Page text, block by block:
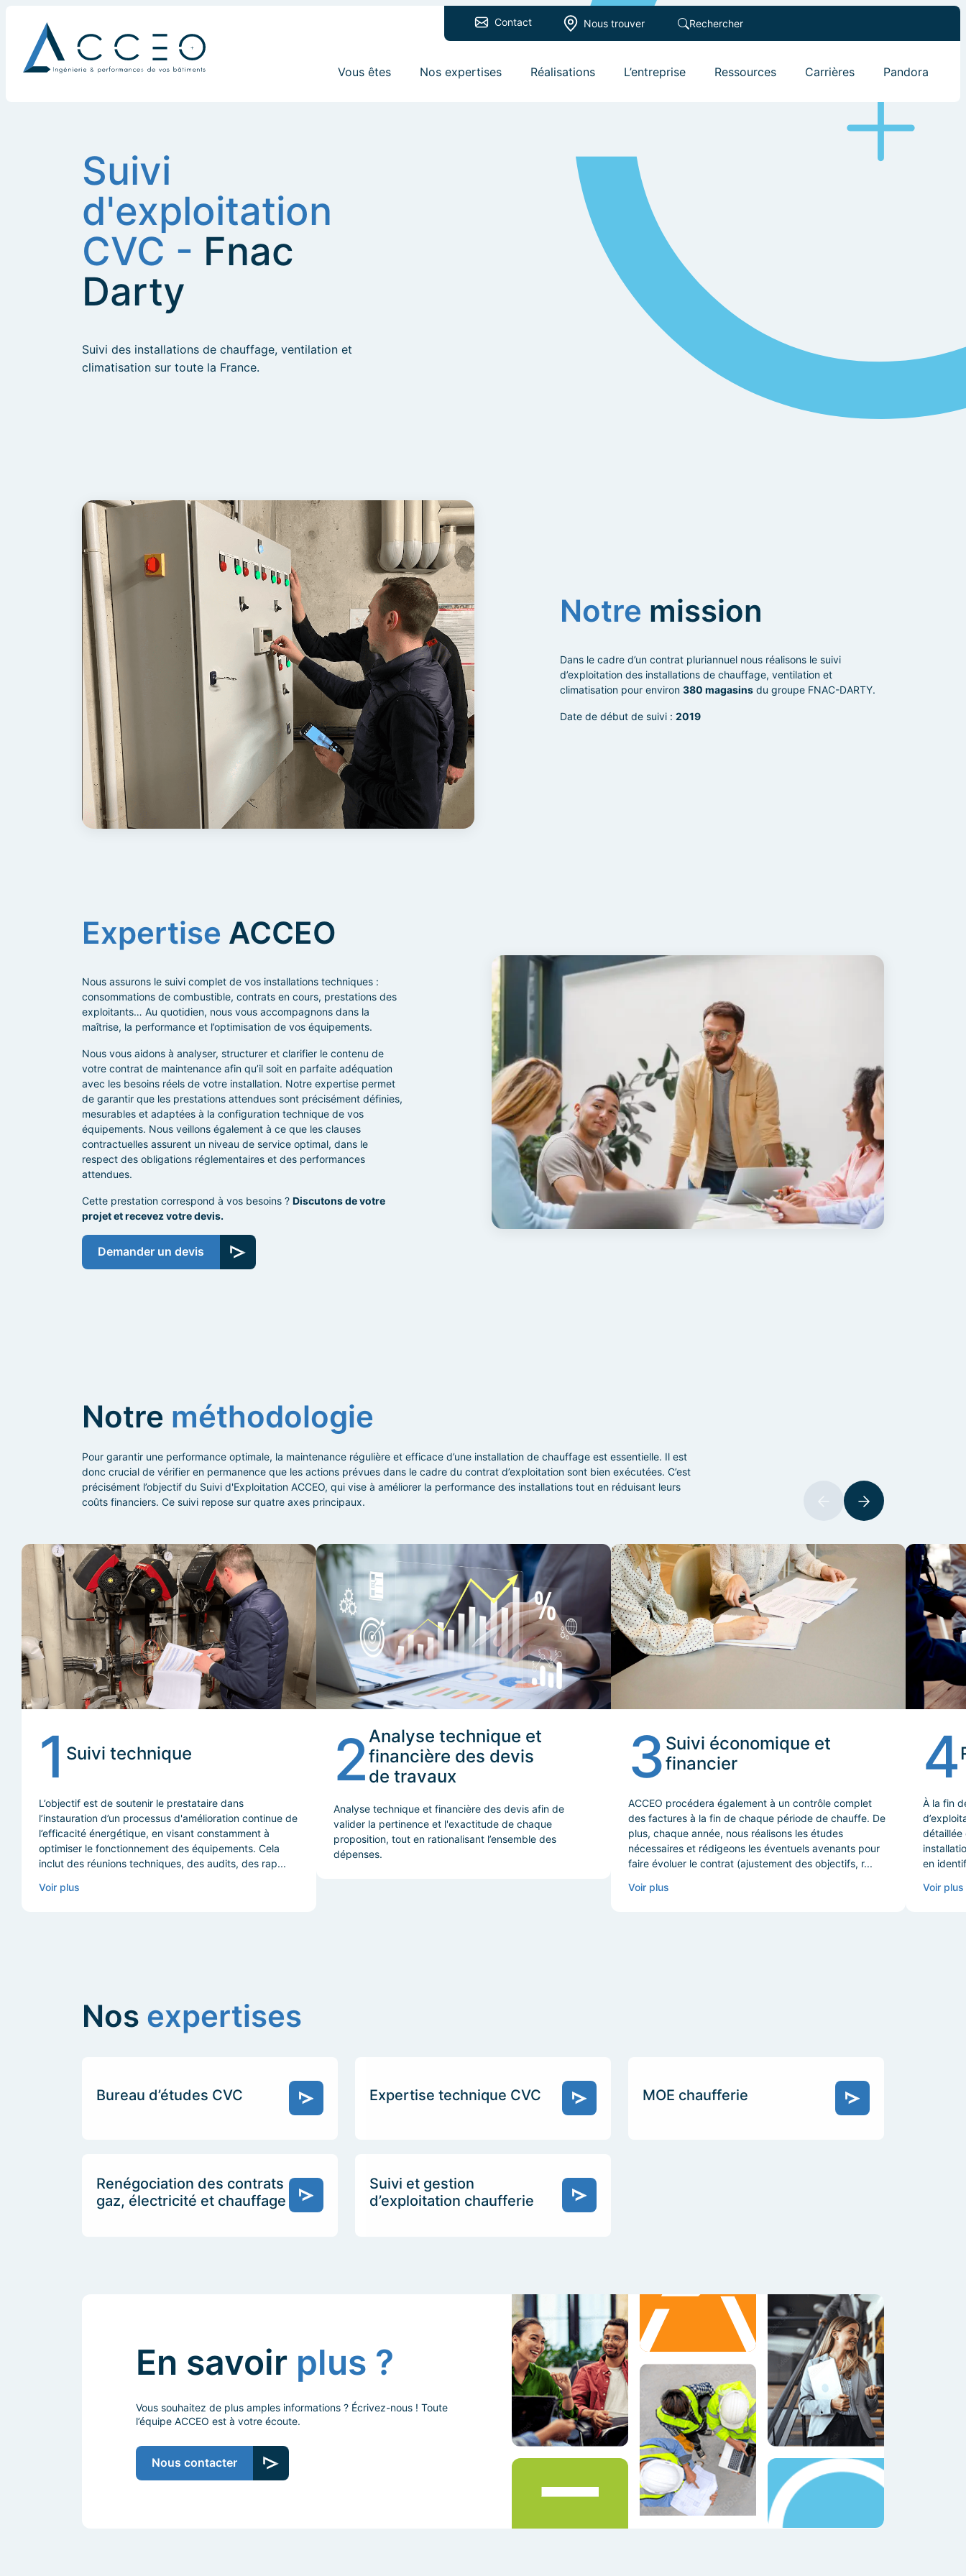
Contact Nous trouver Rechercher
Vous êtes Nos expertises Réalisations L’entreprise Ressources Carrières Pandora
Suivi
d'exploitation
CVC - Fnac
Darty
Suivi des installations de chauffage, ventilation et
climatisation sur toute la France.
Notre mission
Dans le cadre d’un contrat pluriannuel nous réalisons le suivi
d’exploitation des installations de chauffage, ventilation et
climatisation pour environ 380 magasins du groupe FNAC-DARTY.
Date de début de suivi : 2019
Expertise ACCEO
Nous assurons le suivi complet de vos installations techniques :
consommations de combustible, contrats en cours, prestations des
exploitants… Au quotidien, nous vous accompagnons dans la
maîtrise, la performance et l’optimisation de vos équipements.
Nous vous aidons à analyser, structurer et clarifier le contenu de
votre contrat de maintenance afin qu’il soit en parfaite adéquation
avec les besoins réels de votre installation. Notre expertise permet
de garantir que les prestations attendues sont précisément définies,
mesurables et adaptées à la configuration technique de vos
équipements. Nous veillons également à ce que les clauses
contractuelles assurent un niveau de service optimal, dans le
respect des obligations réglementaires et des performances
attendues.
Cette prestation correspond à vos besoins ? Discutons de votre
projet et recevez votre devis.
Demander un devis
Notre méthodologie
Pour garantir une performance optimale, la maintenance régulière et efficace d’une installation de chauffage est essentielle. Il est
donc crucial de vérifier en permanence que les actions prévues dans le cadre du contrat d’exploitation sont bien exécutées. C’est
précisément l’objectif du Suivi d'Exploitation ACCEO, qui vise à améliorer la performance des installations tout en réduisant leurs
coûts financiers. Ce suivi repose sur quatre axes principaux.
1 Suivi technique
L’objectif est de soutenir le prestataire dans
l’instauration d’un processus d'amélioration continue de
l’efficacité énergétique, en visant constamment à
optimiser le fonctionnement des équipements. Cela
inclut des réunions techniques, des audits, des rap...
Voir plus
2 Analyse technique et
financière des devis
de travaux
Analyse technique et financière des devis afin de
valider la pertinence et l'exactitude de chaque
proposition, tout en rationalisant l’ensemble des
dépenses.
3 Suivi économique et
financier
ACCEO procédera également à un contrôle complet
des factures à la fin de chaque période de chauffe. De
plus, chaque année, nous réalisons les études
nécessaires et rédigeons les éventuels avenants pour
faire évoluer le contrat (ajustement des objectifs, r...
Voir plus
4
À la fin
détaillée
en
Voir plus
Nos expertises
Bureau d’études CVC Expertise technique CVC MOE chaufferie
Renégociation des contrats
gaz, électricité et chauffage
Suivi et gestion
d’exploitation chaufferie
En savoir plus ?
Vous souhaitez de plus amples informations ? Écrivez-nous ! Toute
l’équipe ACCEO est à votre écoute.
Nous contacter